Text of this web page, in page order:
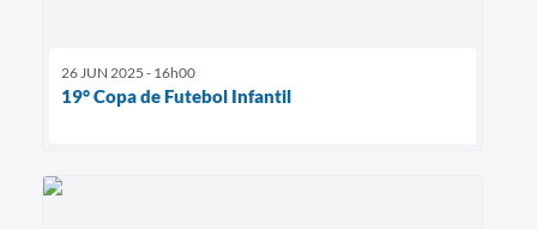
26 JUN 2025 - 16h00
19° Copa de Futebol Infantil